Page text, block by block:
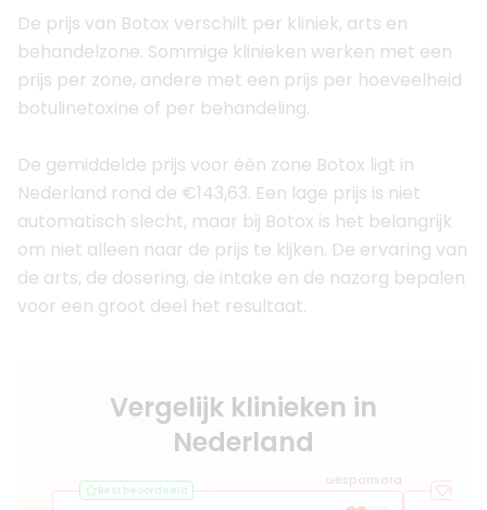
De prijs van Botox verschilt per kliniek, arts en
behandelzone. Sommige klinieken werken met een
prijs per zone, andere met een prijs per hoeveelheid
botulinetoxine of per behandeling.
De gemiddelde prijs voor één zone Botox ligt in
Nederland rond de €143,63. Een lage prijs is niet
automatisch slecht, maar bij Botox is het belangrijk
om niet alleen naar de prijs te kijken. De ervaring van
de arts, de dosering, de intake en de nazorg bepalen
voor een groot deel het resultaat.
Vergelijk klinieken in
Nederland
Gesponsord
Best beoordeeld